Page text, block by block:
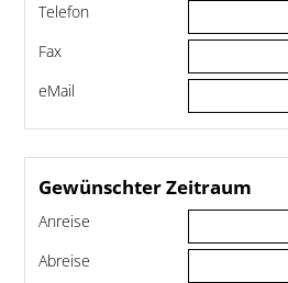
Telefon
Fax
eMail
Gewünschter Zeitraum
Anreise
Abreise